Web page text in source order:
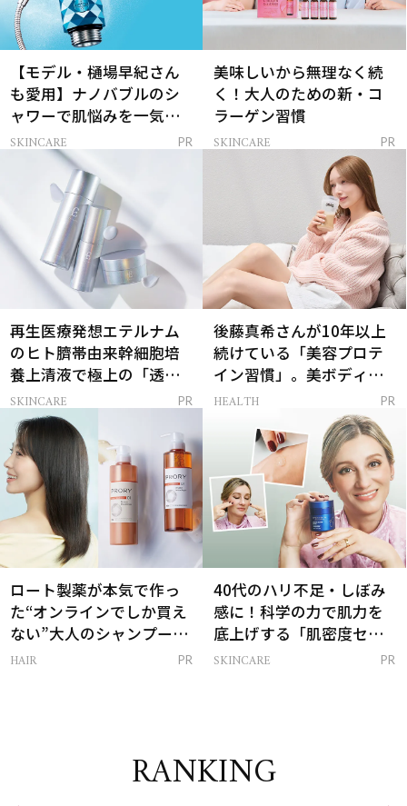
【モデル・樋場早紀さん
も愛用】ナノバブルのシ
ャワーで肌悩みを一気に
解決
SKINCARE PR
美味しいから無理なく続
く！大人のための新・コ
ラーゲン習慣
SKINCARE PR
再生医療発想エテルナム
のヒト臍帯由来幹細胞培
養上清液で極上の「透明
感ハリ肌」へ
SKINCARE PR
後藤真希さんが10年以上
続けている「美容プロテ
イン習慣」。美ボディを
支える朝ルーティンと
HEALTH PR
ロート製薬が本気で作っ
た“オンラインでしか買え
ない”大人のシャンプー＆
トリートメントって？
HAIR PR
40代のハリ不足・しぼみ
感に！科学の力で肌力を
底上げする「肌密度セラ
ム」
SKINCARE PR
RANKING